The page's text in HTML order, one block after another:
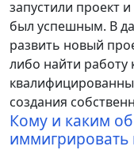
запустили проект
был успешным. В
развить новый
либо найти работу
создания
Кому и каким
иммигрировать